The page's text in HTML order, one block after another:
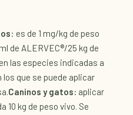
: es de 1 mg/kg de peso
de ALERVEC®/25 kg de
las especies indicadas a
que se puede aplicar
Caninos y gatos: aplicar
10 kg de peso vivo. Se